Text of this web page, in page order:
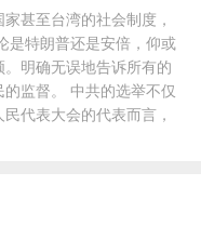
甚至台湾的社会制度，
是特朗普还是安倍，仰或
明确无误地告诉所有的
监督。 中共的选举不仅
代表大会的代表而言，